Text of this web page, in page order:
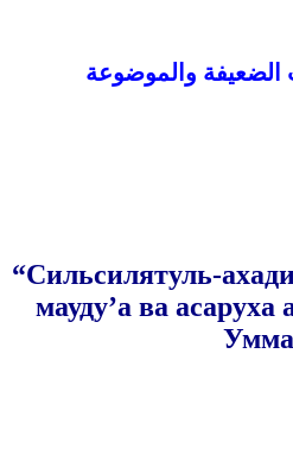
الضعيفة والموضوعة
“Сильсилятуль-
мауду’а ва